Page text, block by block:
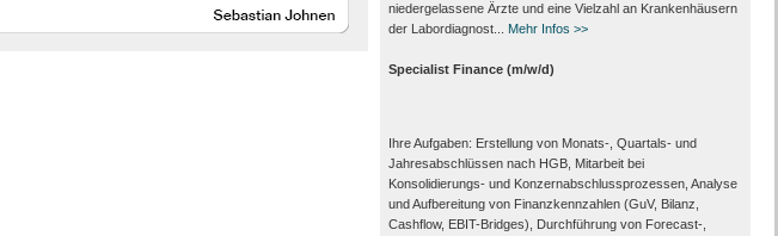
nieder­gelassene Ärzte und eine Vielzahl an Kranken­häusern
der Labor­diagnost...
Mehr Infos >>
Specialist Finance (m/w/d)
Ihre Aufgaben: Erstellung von Monats‑, Quartals‑ und
Jahresabschlüssen nach HGB, Mitarbeit bei
Konsolidierungs‑ und Konzernabschlussprozessen, Analyse
und Aufbereitung von Finanzkennzahlen (GuV, Bilanz,
Cashflow, EBIT-Bridges), Durchführung von Forecast‑,